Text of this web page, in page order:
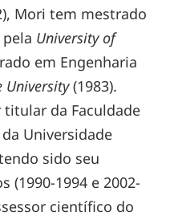
Mori tem mestrado
University of
em Engenharia
University(1983).
da Faculdade
Universidade
sido seu
(1990-1994 e 2002-
científico do